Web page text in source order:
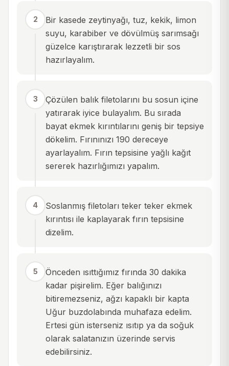
2
Bir kasede zeytinyağı, tuz, kekik, limon
suyu, karabiber ve dövülmüş sarımsağı
güzelce karıştırarak lezzetli bir sos
hazırlayalım.
3
Çözülen balık filetolarını bu sosun içine
yatırarak iyice bulayalım. Bu sırada
bayat ekmek kırıntılarını geniş bir tepsiye
dökelim. Fırınınızı 190 dereceye
ayarlayalım. Fırın tepsisine yağlı kağıt
sererek hazırlığımızı yapalım.
4
Soslanmış filetoları teker teker ekmek
kırıntısı ile kaplayarak fırın tepsisine
dizelim.
5
Önceden ısıttığımız fırında 30 dakika
kadar pişirelim. Eğer balığınızı
bitiremezseniz, ağzı kapaklı bir kapta
Uğur buzdolabında muhafaza edelim.
Ertesi gün isterseniz ısıtıp ya da soğuk
olarak salatanızın üzerinde servis
edebilirsiniz.